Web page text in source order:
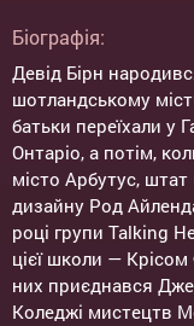
Біографія:
Девід Бірн
шотландському
батьки переїхали у
Онтаріо, а потім,
місто Арбутус,
дизайну Род
році групи Talking
цієї школи —
них приєднався
Коледжі мистецтв